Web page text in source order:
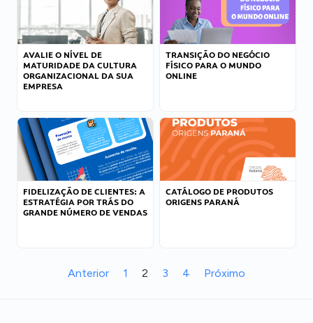
AVALIE O NÍVEL DE
MATURIDADE DA CULTURA
ORGANIZACIONAL DA SUA
EMPRESA
TRANSIÇÃO DO NEGÓCIO
FÍSICO PARA O MUNDO
ONLINE
FIDELIZAÇÃO DE CLIENTES: A
ESTRATÉGIA POR TRÁS DO
GRANDE NÚMERO DE VENDAS
CATÁLOGO DE PRODUTOS
ORIGENS PARANÁ
Anterior 1 2 3 4 Próximo